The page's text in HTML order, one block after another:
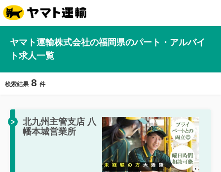
ヤマト運輸株式会社の福岡県のパート・アルバイ
ト求人一覧
検索結果 8 件
北九州主管支店 八
幡本城営業所